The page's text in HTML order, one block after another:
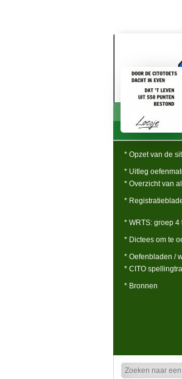
* Opzet van de
* Uitleg
* Overzicht van
*
* WRTS: groep 4
* Dictees om te
* Oefenbladen /
* CITO
* Bronnen